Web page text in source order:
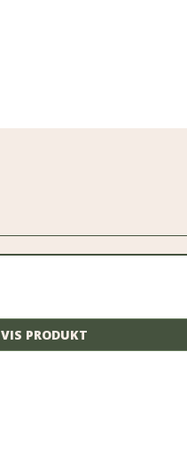
VIS PRODUKT